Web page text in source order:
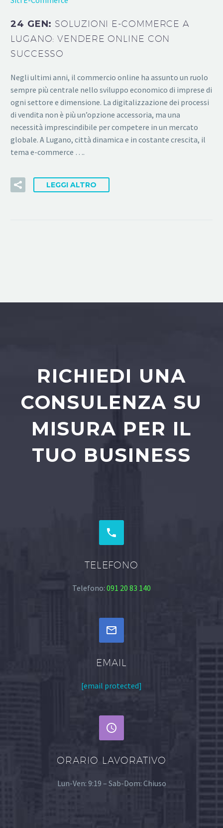
24 GEN: SOLUZIONI E-COMMERCE A
LUGANO: VENDERE ONLINE CON
SUCCESSO
Negli ultimi anni, il commercio online ha assunto un ruolo
sempre più centrale nello sviluppo economico di imprese di
ogni settore e dimensione. La digitalizzazione dei processi
di vendita non è più un’opzione accessoria, ma una
necessità imprescindibile per competere in un mercato
globale. A Lugano, città dinamica e in costante crescita, il
tema e-commerce ….
LEGGI ALTRO
RICHIEDI UNA
CONSULENZA SU
MISURA PER IL
TUO BUSINESS


TELEFONO
Telefono: 091 20 83 140


EMAIL
[email protected]


ORARIO LAVORATIVO
Lun-Ven: 9:19 – Sab-Dom: Chiuso